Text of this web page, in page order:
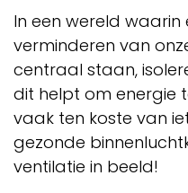
In een wereld
verminderen van
centraal staan,
dit helpt om energie
vaak ten koste van
gezonde
ventilatie in beeld!